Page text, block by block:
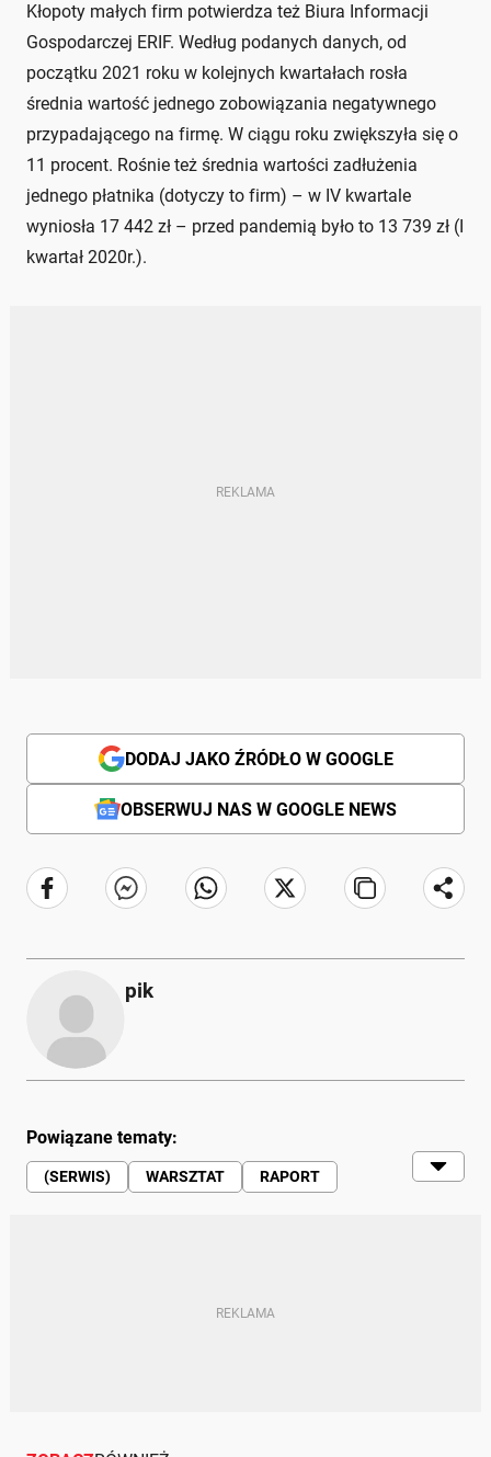
Kłopoty małych firm potwierdza też Biura Informacji
Gospodarczej ERIF. Według podanych danych, od
początku 2021 roku w kolejnych kwartałach rosła
średnia wartość jednego zobowiązania negatywnego
przypadającego na firmę. W ciągu roku zwiększyła się o
11 procent. Rośnie też średnia wartości zadłużenia
jednego płatnika (dotyczy to firm) – w IV kwartale
wyniosła 17 442 zł – przed pandemią było to 13 739 zł (I
kwartał 2020r.).
DODAJ JAKO ŹRÓDŁO W GOOGLE
OBSERWUJ NAS W GOOGLE NEWS
pik
Powiązane tematy:
(SERWIS) WARSZTAT
RAPORT